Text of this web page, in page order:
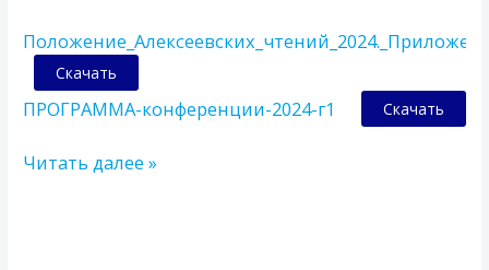
Скачать
ПРОГРАММА-конференции-2024-г1 Скачать
XXVII
научно-
практической
конференции
чтения»
Читать далее »